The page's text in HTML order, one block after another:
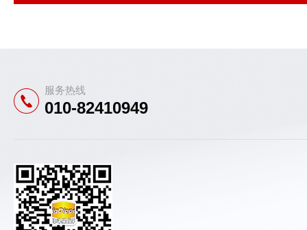
服务热线
010-82410949